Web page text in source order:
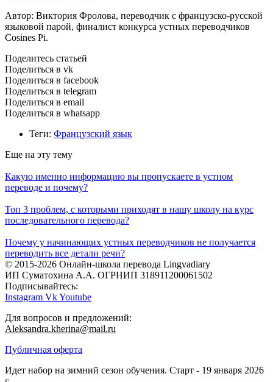
Автор: Виктория Фролова, переводчик с французско-русской
языковой парой, финалист конкурса устных переводчиков
Cosines Pi.
Поделитесь статьей
Поделиться в vk
Поделиться в facebook
Поделиться в telegram
Поделиться в email
Поделиться в whatsapp
Теги: Французский язык
Еще на эту тему
Какую именно информацию вы пропускаете в устном
переводе и почему?
Топ 3 проблем, с которыми приходят в нашу школу на курс
последовательного перевода?
Почему у начинающих устных переводчиков не получается
переводить все детали речи?
© 2015-2026 Онлайн-школа перевода Lingvadiary
ИП Суматохина А.А. ОГРНИП 318911200061502
Подписывайтесь:
Instagram VkYoutube
Для вопросов и предложений:
Aleksandra.kherina@mail.ru
Публичная оферта
Идет набор на зимний сезон обучения. Старт - 19 января 2026